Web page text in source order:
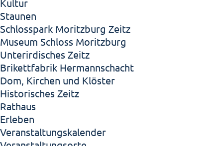
Kultur
Staunen
Schlosspark Moritzburg Zeitz
Museum Schloss Moritzburg
Unterirdisches Zeitz
Brikettfabrik Hermannschacht
Dom, Kirchen und Klöster
Historisches Zeitz
Rathaus
Erleben
Veranstaltungskalender